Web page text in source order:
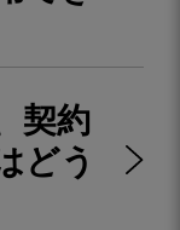
契約
どう